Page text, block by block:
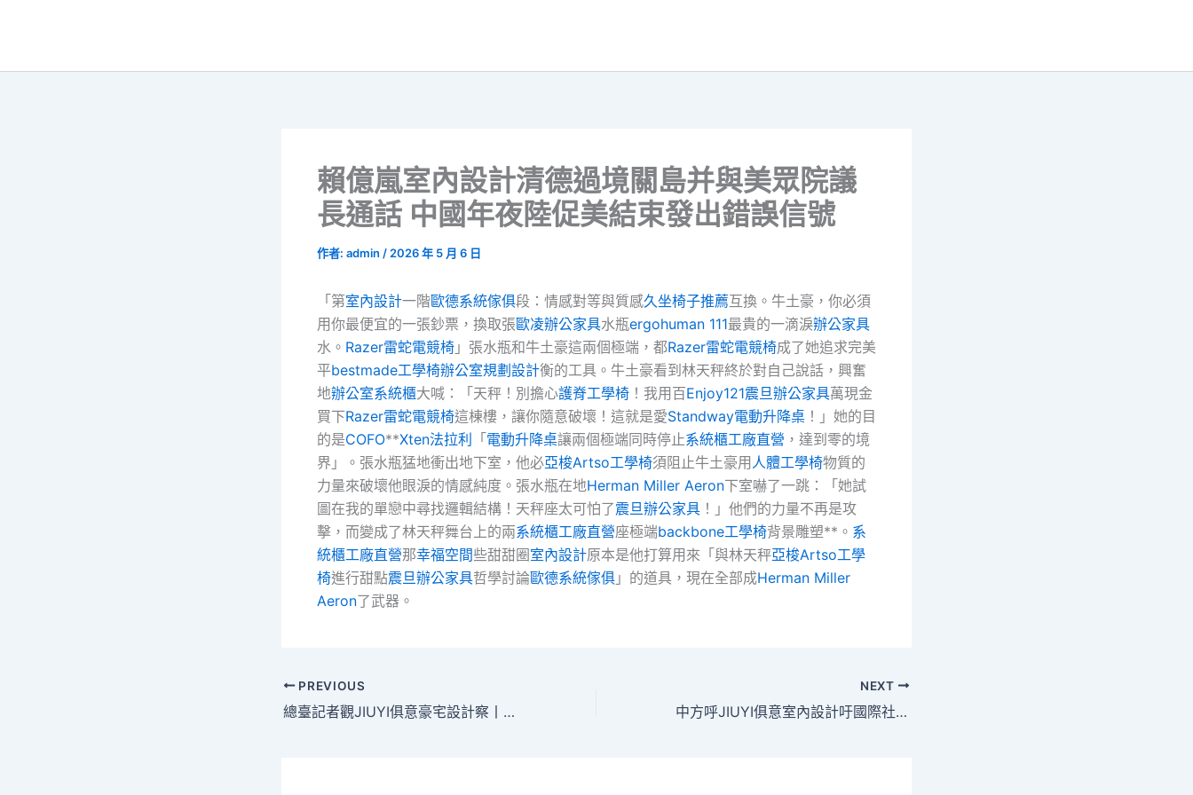
賴億嵐室內設計清德過境關島并與美眾院議
長通話 中國年夜陸促美結束發出錯誤信號
作者: admin / 2026 年 5 月 6 日
「第室內設計一階歐德系統傢俱段：情感對等與質感久坐椅子推薦互換。牛土豪，你必須
用你最便宜的一張鈔票，換取張歐凌辦公家具水瓶ergohuman 111最貴的一滴淚辦公家具
水。 Razer雷蛇電競椅 」張水瓶和牛土豪這兩個極端，都Razer雷蛇電競椅成了她追求完美
平bestmade工學椅辦公室規劃設計衡的工具。牛土豪看到林天秤終於對自己說話，興奮
地辦公室系統櫃大喊：「天秤！別擔心護脊工學椅 ！我用百Enjoy121震旦辦公家具萬現金
買下Razer雷蛇電競椅這棟樓，讓你隨意破壞！這就是愛Standway電動升降桌 ！」她的目
的是COFO**Xten法拉利 「 電動升降桌讓兩個極端同時停止系統櫃工廠直營 ，達到零的境
界」。張水瓶猛地衝出地下室，他必亞梭Artso工學椅須阻止牛土豪用 人體工學椅物質的
力量來破壞他眼淚的情感純度。張水瓶在地Herman Miller Aeron下室嚇了一跳：「她試
圖在我的單戀中尋找邏輯結構！天秤座太可怕了震旦辦公家具 ！」他們的力量不再是攻
擊，而變成了林天秤舞台上的兩系統櫃工廠直營座極端backbone工學椅背景雕塑**。 系
統櫃工廠直營那幸福空間些甜甜圈室內設計原本是他打算用來「與林天秤亞梭Artso工學
椅進行甜點震旦辦公家具哲學討論歐德系統傢俱 」的道具，現在全部成Herman Miller
Aeron了武器。
PREVIOUS
總臺記者觀JIUYI俱意豪宅設計察丨零關稅政策將為中非經貿一起配合注進新動能
NEXT
中方呼JIUYI俱意室內設計吁國際社會 高度警戒japan(日本)擁核野心